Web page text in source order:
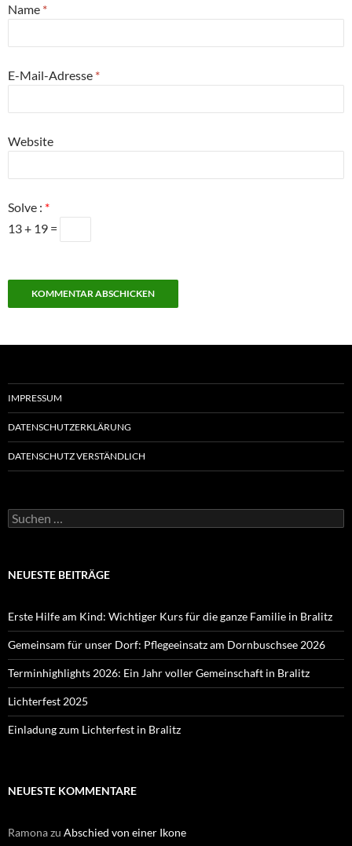
Name *
E-Mail-Adresse *
Website
Solve : *
13 + 19 =
IMPRESSUM
DATENSCHUTZERKLÄRUNG
DATENSCHUTZ VERSTÄNDLICH
Suchen
nach:
NEUESTE BEITRÄGE
Erste Hilfe am Kind: Wichtiger Kurs für die ganze Familie in Bralitz
Gemeinsam für unser Dorf: Pflegeeinsatz am Dornbuschsee 2026
Terminhighlights 2026: Ein Jahr voller Gemeinschaft in Bralitz
Lichterfest 2025
Einladung zum Lichterfest in Bralitz
NEUESTE KOMMENTARE
Ramonazu Abschied von einer Ikone